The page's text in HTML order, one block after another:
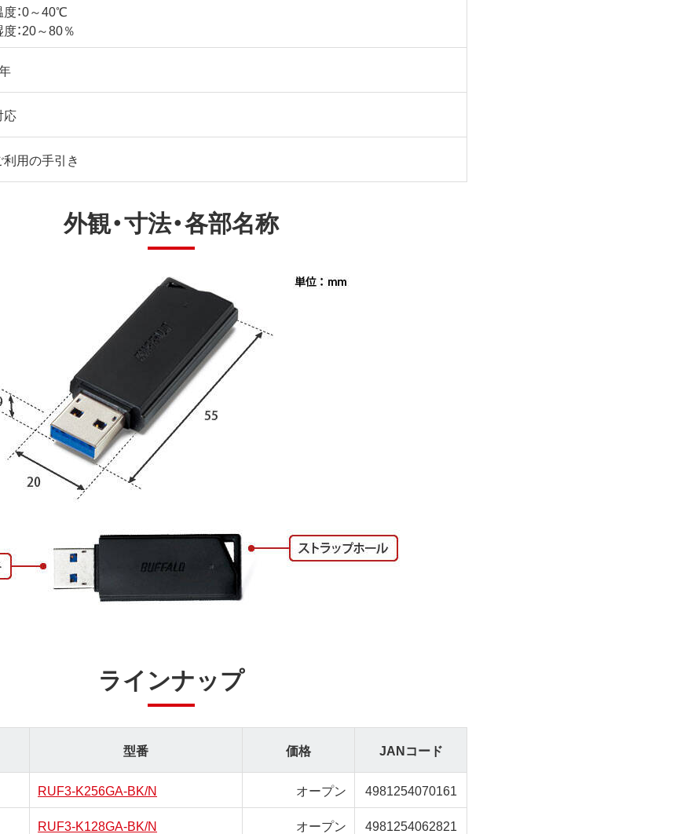
度：0～40℃
：20～80％
応
利用の手引き
外観・寸法・各部名称
ラインナップ
型番 価格 JANコード
RUF3-K256GA-BK/N オープン
4981254070161
RUF3-K128GA-BK/N オープン 4981254062821